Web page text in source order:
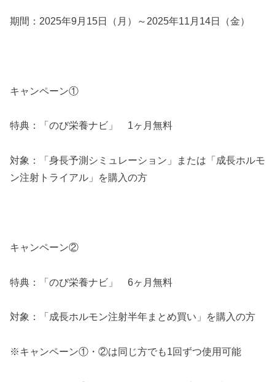
期間：2025年9月15日（月）～2025年11月14日（金）
キャンペーン①
特典：「のび栄養ナビ」 1ヶ月無料
対象：「身長予測シミュレーション」または「成長ホルモ
ン注射トライアル」を購入の方
キャンペーン②
特典：「のび栄養ナビ」 6ヶ月無料
対象：「成長ホルモン注射半年まとめ買い」を購入の方
※キャンペーン①・②は同じ方でも1回ずつ使用可能